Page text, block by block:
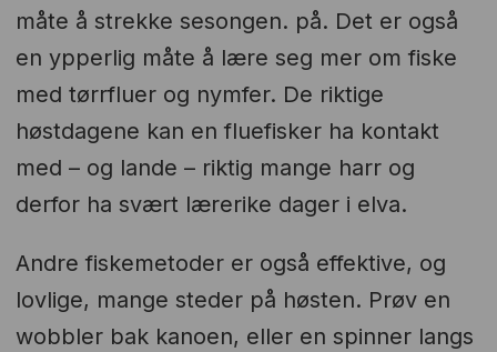
måte å strekke sesongen. på. Det er også
en ypperlig måte å lære seg mer om fiske
med tørrfluer og nymfer. De riktige
høstdagene kan en fluefisker ha kontakt
med – og lande – riktig mange harr og
derfor ha svært lærerike dager i elva.
Andre fiskemetoder er også effektive, og
lovlige, mange steder på høsten. Prøv en
wobbler bak kanoen, eller en spinner langs